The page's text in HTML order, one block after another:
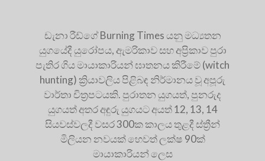
ඩැනා රීඩ්ගේ Burning Times යනු මධ්‍යතන
යුගයේදී යුරෝපය, ඇමරිකාව සහ අප්‍රිකාව පුරා
පැතිර ගිය මායාකාරියන් ඝාතනය කිරීමේ (witch
hunting) ක්‍රියාවලිය පිළිබඳ නිර්මානය වූ අපූරු
වාර්තා චිත්‍රපටයකි. පුරාතන යුගයත්, පුනරුද
යුගයත් අතර අඳුරු යුගයට අයත් 12, 13, 14
සියවස්වලදී වසර 300ක කාලය තුළදී ස්ත්‍රීන්
මිලියන නවයක් හෙවත් ලක්ෂ 90ක්
මායාකාරියන් ලෙස